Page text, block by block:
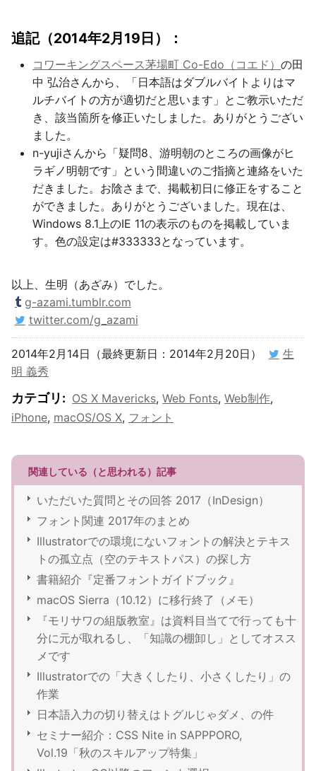
追記（2014年2月19日）：
コワーキングスペース茅場町 Co-Edo（コエド） の田
中 弘治さんから、「日本語はダブルバイトよりはマ
ルチバイトの方が適切だと思います」とご教示いただ
き、該当箇所を修正いたしました。ありがとうござい
ました。
n-yujiさんから「疑問8、游明朝のところの画像がヒ
ラギノ明朝です」という間違いのご指摘と連絡をいた
だきました。お陰さまで、掲載初日に修正をすること
ができました。ありがとうございました。現在は、
Windows 8.1上のIE 11の表示のものを掲載していま
す。色の設定は#333333となっています。
以上、生明（あざみ）でした。
g-azami.tumblr.com
twitter.com/g_azami
2014年2月14日（最終更新日：2014年2月20日）
生
明 義秀
カテゴリ : OS X Mavericks, Web Fonts, Web制作,
iPhone, macOS/OS X, フォント
関連している（と思われる）記事
いただいた質問とその回答 2017（InDesign）
フォント関連 2017年のまとめ
Illustratorでの環境にないフォントの解決とテキス
トの孤立点（空のテキストパス）の探し方
書籍紹介『定番フォントガイドブック』
macOS Sierra（10.12）に移行終了（メモ）
『モリサワの組版教室』は資料目当てで行っても十
分に元が取れるし、「知識の棚卸し」としてオスス
メです
Illustratorでの「大きくしたり、小さくしたり」の
作業
日本語入力の切り替えはトグルじゃダメ、の件
セミナー紹介：CSS Nite in SAPPPORO,
Vol.19「秋のスキルアップ特集」